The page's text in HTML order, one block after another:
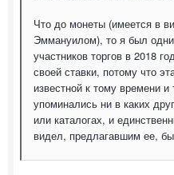
Что до монеты (имеется в
Эммануилом), то я был
участников торгов в 2018
своей ставки, потому что
известной к тому времени
упоминались ни в каких
или каталогах, и
видел, предлагавшим ее,